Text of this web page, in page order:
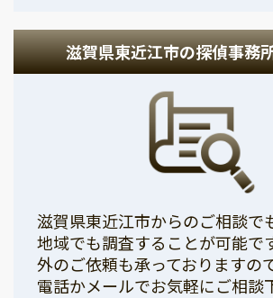
滋賀県東近江市の探偵事務
滋賀県東近江市からのご相談で
地域でも調査することが可能で
外のご依頼も承っておりますの
電話かメールでお気軽にご相談